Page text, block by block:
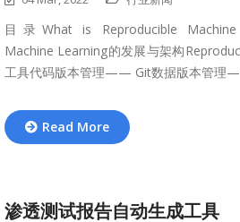
目录What is Reproducible
Machine Learning的发展与架构
工具代码版本管理—— Git数据版本管理
Read More
渗透测试报告自动生成工具